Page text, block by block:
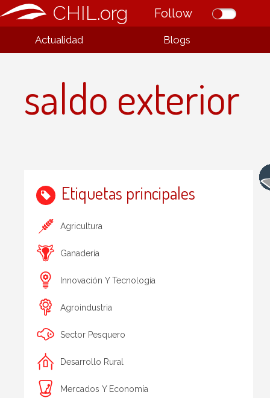
CHIL.org Follow
Actualidad Blogs
saldo exterior
Etiquetas principales
Agricultura
Ganadería
Innovación Y Tecnología
Agroindustria
Sector Pesquero
Desarrollo Rural
Mercados Y Economía